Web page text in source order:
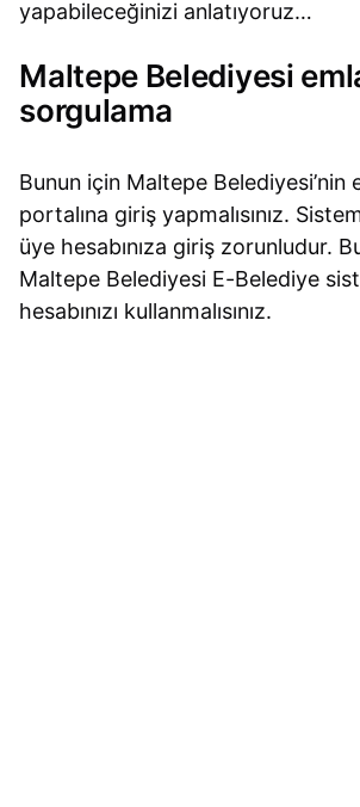
yapabileceğinizi anlatıyoruz…
Maltepe Belediyesi
sorgulama
Bunun için Maltepe Belediyesi’nin
portalına giriş yapmalısınız.
üye hesabınıza giriş zorunludur.
Maltepe Belediyesi E-Belediye
hesabınızı kullanmalısınız.